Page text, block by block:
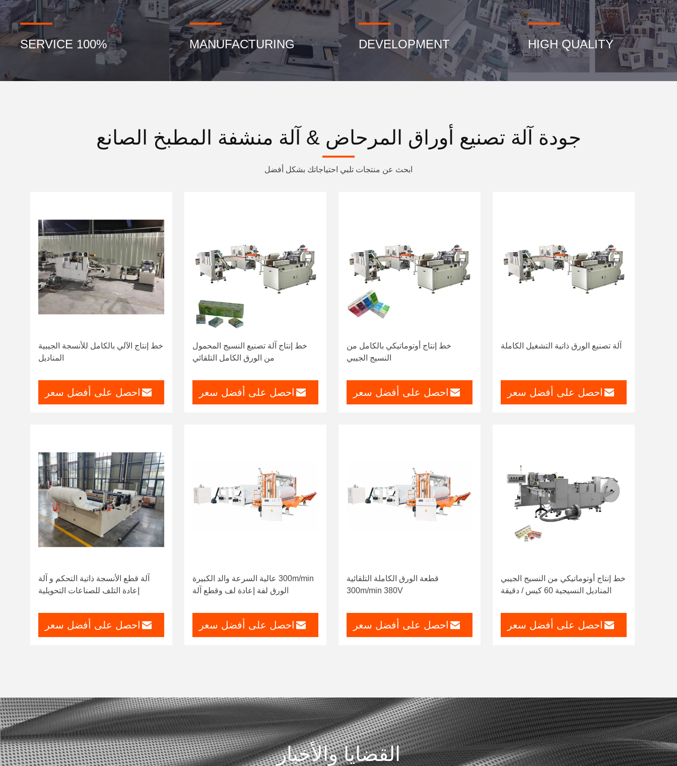
HIGH QUALITY
DEVELOPMENT
MANUFACTURING
100% SERVICE
جودة آلة تصنيع أوراق المرحاض & آلة منشفة المطبخ الصانع
ابحث عن منتجات تلبي احتياجاتك بشكل أفضل
آلة تصنيع الورق ذاتية التشغيل الكاملة
احصل على أفضل سعر
خط إنتاج أوتوماتيكي بالكامل من
النسيج الجيبي
احصل على أفضل سعر
خط إنتاج آلة تصنيع النسيج المحمول
من الورق الكامل التلقائي
احصل على أفضل سعر
خط إنتاج الآلي بالكامل للأنسجة الجيبية
المناديل
احصل على أفضل سعر
خط إنتاج أوتوماتيكي من النسيج الجيبي
المناديل النسيجية 60 كيس / دقيقة
احصل على أفضل سعر
قطعة الورق الكاملة التلقائية
300m/min 380V
احصل على أفضل سعر
300m/min عالية السرعة والد الكبيرة
الورق لفة إعادة لف وقطع آلة
احصل على أفضل سعر
آلة قطع الأنسجة ذاتية التحكم و آلة
إعادة التلف للصناعات التحويلية
احصل على أفضل سعر
القضايا والأخبار